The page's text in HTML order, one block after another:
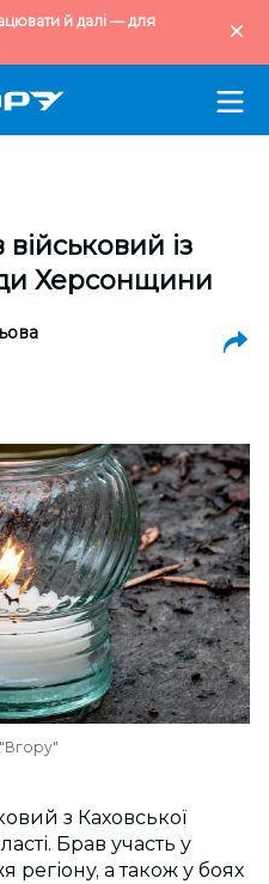
й далі — для
із
Херсонщини
з Каховської
Брав участь у
регіону, а також у боях